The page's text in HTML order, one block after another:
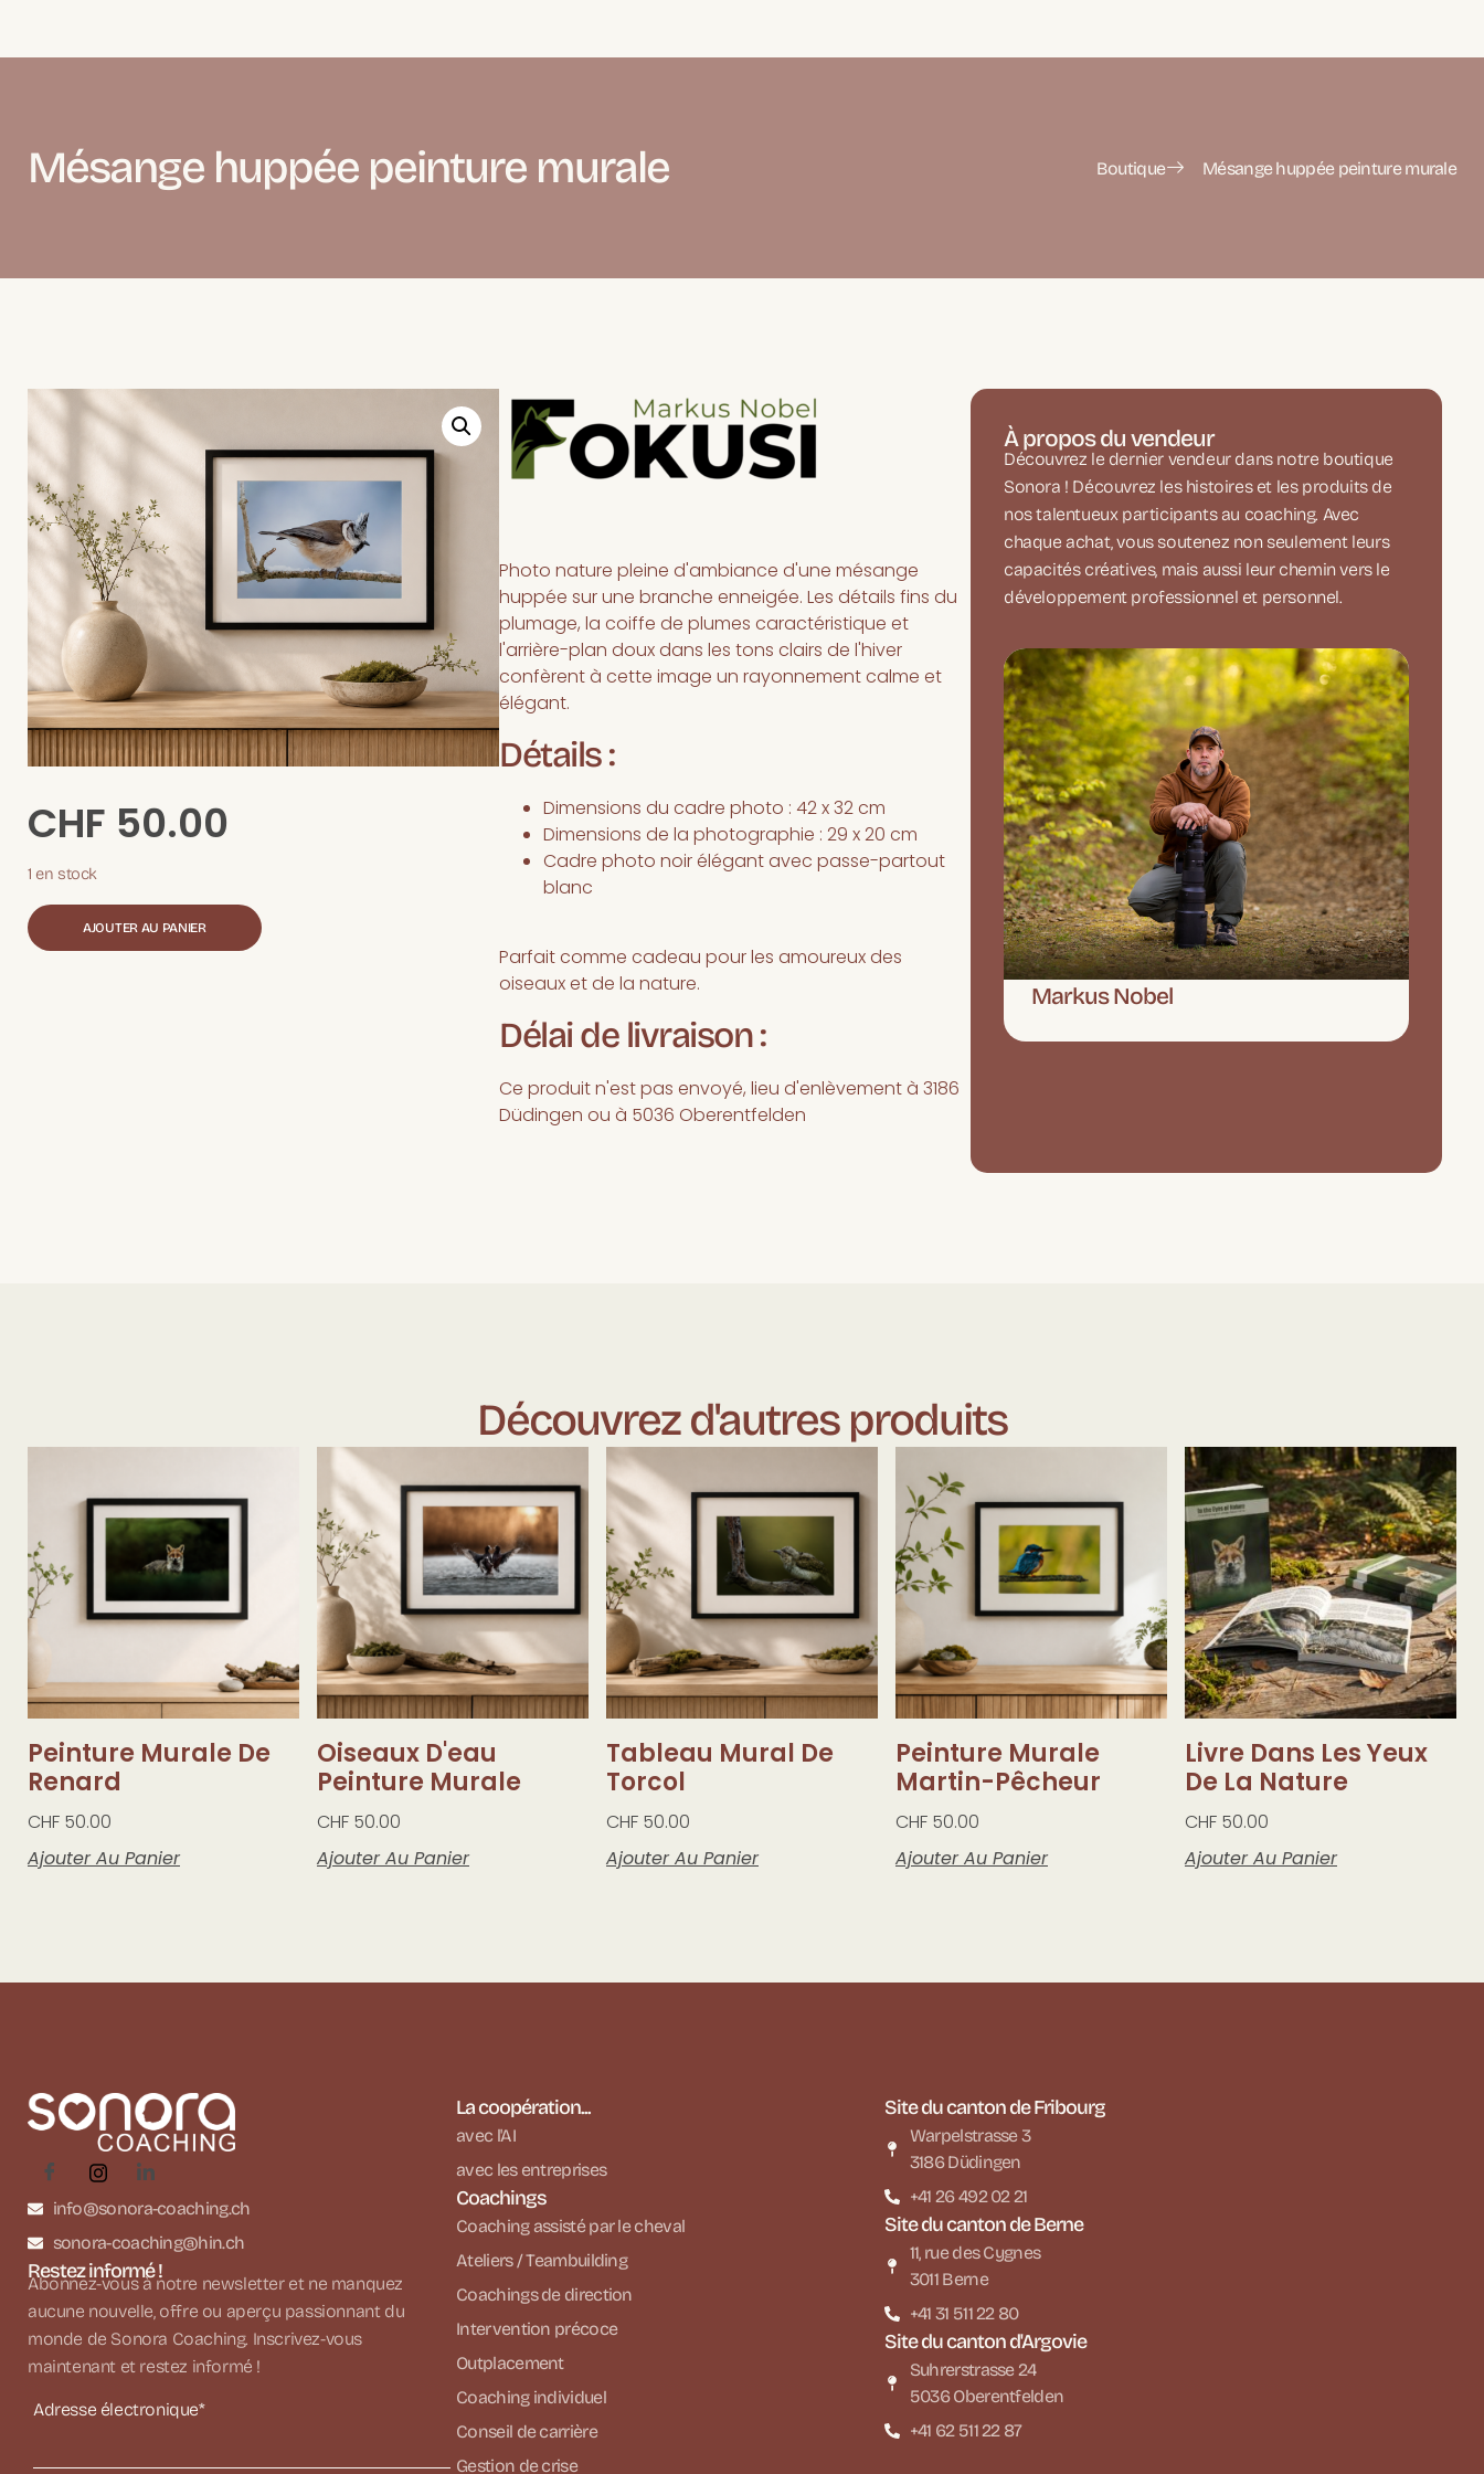
Mésange huppée peinture murale Boutique Mésange huppée peinture murale
CHF 50.00
1 en stock
AJOUTER AU PANIER
Photo nature pleine d'ambiance d'une mésange
huppée sur une branche enneigée. Les détails fins du
plumage, la coiffe de plumes caractéristique et
l'arrière-plan doux dans les tons clairs de l'hiver
confèrent à cette image un rayonnement calme et
élégant.
Détails :
Dimensions du cadre photo : 42 x 32 cm
Dimensions de la photographie : 29 x 20 cm
Cadre photo noir élégant avec passe-partout
blanc
Parfait comme cadeau pour les amoureux des
oiseaux et de la nature.
Délai de livraison :
Ce produit n'est pas envoyé, lieu d'enlèvement à 3186
Düdingen ou à 5036 Oberentfelden
À propos du vendeur
Découvrez le dernier vendeur dans notre boutique
Sonora ! Découvrez les histoires et les produits de
nos talentueux participants au coaching. Avec
chaque achat, vous soutenez non seulement leurs
capacités créatives, mais aussi leur chemin vers le
développement professionnel et personnel.
Markus Nobel
Découvrez d'autres produits
Peinture Murale De
Renard
CHF 50.00
Ajouter Au Panier
Oiseaux D'eau
Peinture Murale
CHF 50.00
Ajouter Au Panier
Tableau Mural De
Torcol
CHF 50.00
Ajouter Au Panier
Peinture Murale
Martin-Pêcheur
CHF 50.00
Ajouter Au Panier
Livre Dans Les Yeux
De La Nature
CHF 50.00
Ajouter Au Panier
info@sonora-coaching.ch
sonora-coaching@hin.ch
Restez informé !
Abonnez-vous à notre newsletter et ne manquez
aucune nouvelle, offre ou aperçu passionnant du
monde de Sonora Coaching. Inscrivez-vous
maintenant et restez informé !
Adresse électronique*
La coopération...
avec l'AI
avec les entreprises
Coachings
Coaching assisté par le cheval
Ateliers / Teambuilding
Coachings de direction
Intervention précoce
Outplacement
Coaching individuel
Conseil de carrière
Gestion de crise
Site du canton de Fribourg
Warpelstrasse 3
3186 Düdingen
+41 26 492 02 21
Site du canton de Berne
11, rue des Cygnes
3011 Berne
+41 31 511 22 80
Site du canton d'Argovie
Suhrerstrasse 24
5036 Oberentfelden
+41 62 511 22 87